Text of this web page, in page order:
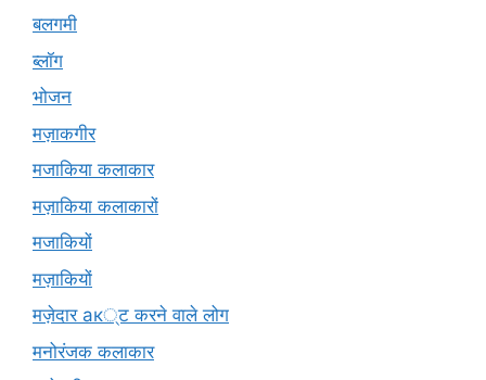
बलगमी
ब्लॉग
भोजन
मज़ाकगीर
मजाकिया कलाकार
मज़ाकिया कलाकारों
मजाकियों
मज़ाकियों
मज़ेदार ак्ट करने वाले लोग
मनोरंजक कलाकार